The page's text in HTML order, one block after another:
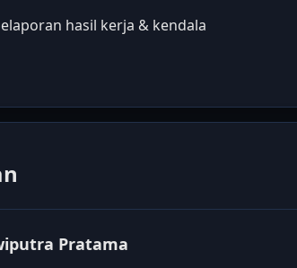
hasil kerja & kendala
Pratama